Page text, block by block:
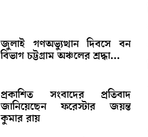
জুলাই গণঅভ্যুত্থান দিবসে বন
বিভাগ চট্টগ্রাম অঞ্চলের শ্রদ্ধা…
প্রকাশিত সংবাদের প্রতিবাদ
জানিয়েছেন ফরেস্টার জয়ন্ত
কুমার রায়